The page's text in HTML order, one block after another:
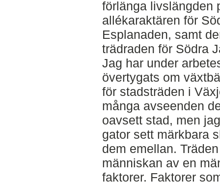
förlänga livslängden
allékaraktären för
Esplanaden, samt
trädraden för Södra
Jag har under
övertygats om
för stadsträden i
många avseenden
oavsett stad, men
gator sett märkbara
dem emellan.
människan av en
faktorer. Faktorer